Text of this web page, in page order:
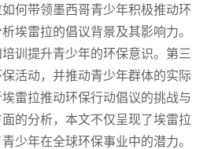
何带领墨西哥青少年积极推动环
埃雷拉的倡议背景及其影响力。
训提升青少年的环保意识。第三
活动，并推动青少年群体的实际
雷拉推动环保行动倡议的挑战与
的分析，本文不仅呈现了埃雷拉
少年在全球环保事业中的潜力。